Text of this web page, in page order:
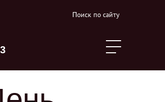
Поиск по сайту